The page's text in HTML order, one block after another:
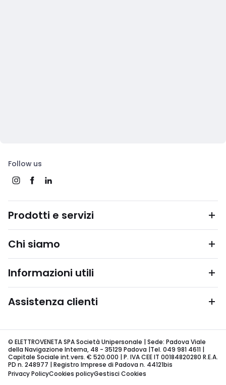
Follow us
Prodotti e servizi
Chi siamo
Informazioni utili
Assistenza clienti
© ELETTROVENETA SPA Società Unipersonale | Sede: Padova Viale
della Navigazione Interna, 48 - 35129 Padova |Tel. 049 981 4611 |
Capitale Sociale int.vers. € 520.000 | P. IVA CEE IT 00184820280 R.E.A.
PD n. 248977 | Registro Imprese di Padova n. 44121bis
Privacy PolicyCookies policyGestisci Cookies